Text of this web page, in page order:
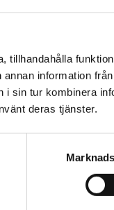
tillhandahålla
information
i sin tur kombinera
deras tjänster.